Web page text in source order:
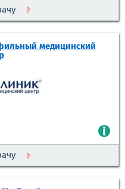
медицинский